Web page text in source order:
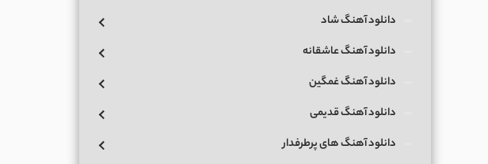
دانلود آهنگ شاد
دانلود آهنگ عاشقانه
دانلود آهنگ غمگین
دانلود آهنگ قدیمی
دانلود آهنگ های پرطرفدار